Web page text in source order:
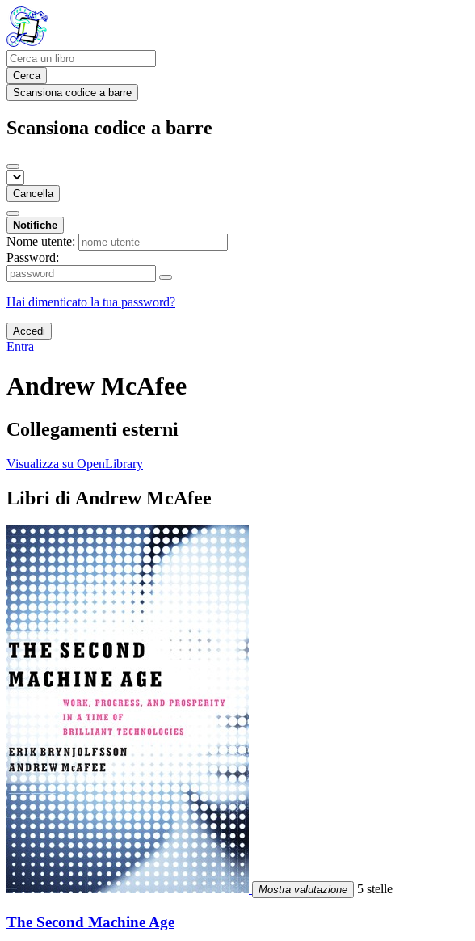
Cerca
Scansiona codice a barre
Scansiona codice a barre
Cancella
Notifiche
Nome utente:
Password:
Hai dimenticato la tua password?
Accedi
Entra
Andrew McAfee
Collegamenti esterni
Visualizza su OpenLibrary
Libri di Andrew McAfee
Mostra valutazione 5 stelle
The Second Machine Age